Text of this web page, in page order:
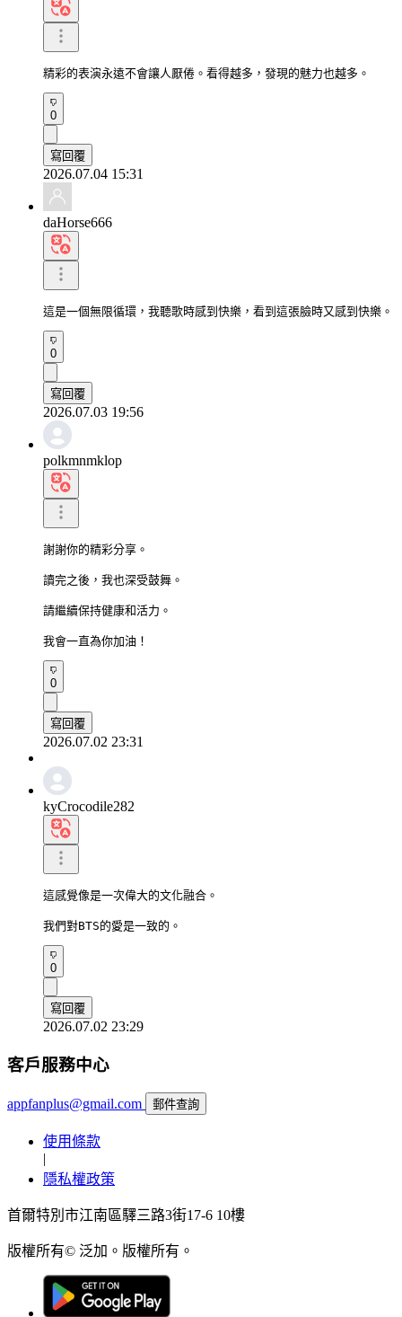
精彩的表演永遠不會讓人厭倦。看得越多，發現的魅力也越多。
0
寫回覆
2026.07.04 15:31
daHorse666
這是一個無限循環，我聽歌時感到快樂，看到這張臉時又感到快樂。
0
寫回覆
2026.07.03 19:56
polkmnmklop
謝謝你的精彩分享。
讀完之後，我也深受鼓舞。
請繼續保持健康和活力。
我會一直為你加油！
0
寫回覆
2026.07.02 23:31
kyCrocodile282
這感覺像是一次偉大的文化融合。
我們對BTS的愛是一致的。
0
寫回覆
2026.07.02 23:29
客戶服務中心
appfanplus@gmail.com 郵件查詢
使用條款
|
隱私權政策
首爾特別市江南區驛三路3街17-6 10樓
版權所有© 泛加。版權所有。